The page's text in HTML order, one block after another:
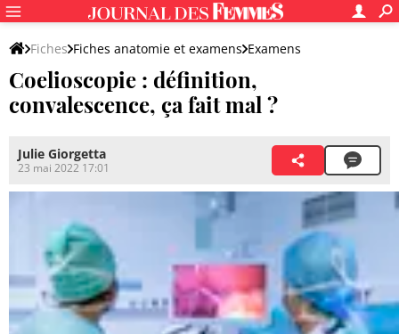
Fiches Fiches anatomie et examens Examens
Autres examens
Coelioscopie : définition,
convalescence, ça fait mal ?
Julie Giorgetta
23 mai 2022 17:01